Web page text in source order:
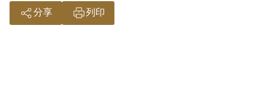
取材製作而成。
詮釋者：梁正杰
分享 列印